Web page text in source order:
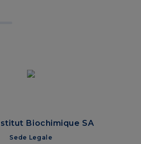
Biochimique SA
Sede Legale